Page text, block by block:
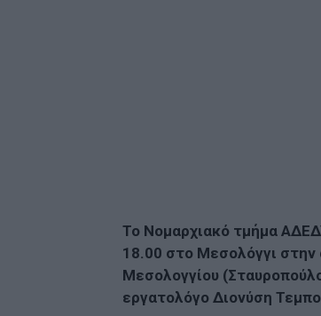
Το Νομαρχιακό τμήμα
18.00 στο Μεσολόγγι στην
Μεσολογγίου
εργατολόγο Διονύση